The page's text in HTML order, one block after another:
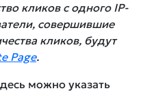
кликов с одного IP-
совершившие
кликов, будут
Page.
можно указать